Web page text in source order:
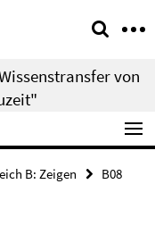
von
B: Zeigen
B08